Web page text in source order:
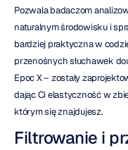
Pozwala badaczom
naturalnym środowisku i
bardziej praktyczna w
przenośnych słuchawek
Epoc X – zostały
dając Ci elastyczność w
którym się znajdujesz.
Filtrowanie i